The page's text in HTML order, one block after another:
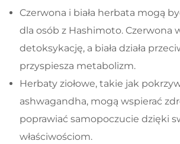
Czerwona i biała herbata mogą
dla osób z Hashimoto. Czerwona
detoksykację, a biała działa
przyspiesza metabolizm.
Herbaty ziołowe, takie jak
ashwagandha, mogą wspierać
poprawiać samopoczucie dzięki
właściwościom.